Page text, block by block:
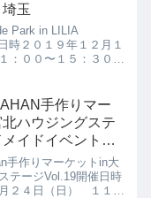
玉
Park in LILIA
時２０１９年１２月１
：００〜１５：３０ハ
1雨天屋...手作りマー
ハウジングステ
イドイベント
手作りマーケットin大
テージVol.19開催日時
２４日（日） １１：